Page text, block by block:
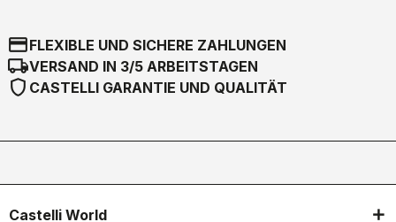
credit_cardFLEXIBLE UND SICHERE ZAHLUNGEN
local_shippingVERSAND IN 3/5 ARBEITSTAGEN
shield CASTELLI GARANTIE UND QUALITÄT
Castelli World